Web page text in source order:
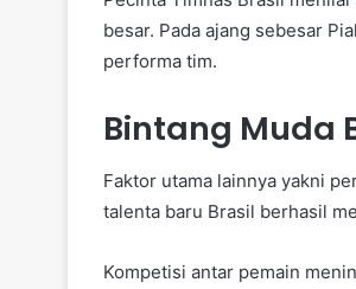
besar. Pada ajang sebesar
performa tim.
Bintang Muda
Faktor utama lainnya yakni
talenta baru Brasil berhasil
Kompetisi antar pemain